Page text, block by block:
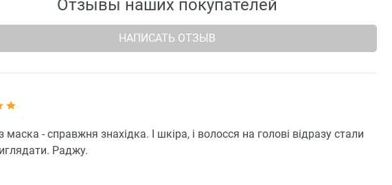
Отзывы наших покупателей
НАПИСАТЬ ОТЗЫВ
маска - справжня знахідка. І шкіра, і волосся на голові відразу стали
Раджу.